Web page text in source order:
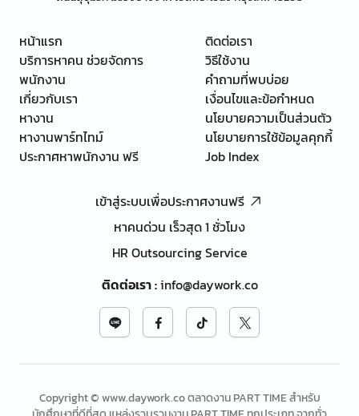
หน้าแรก
บริการหาคน ช่วยจัดการ
พนักงาน
เกี่ยวกับเรา
หางาน
หางานพาร์ทไทม์
ประกาศหาพนักงาน ฟรี
ติดต่อเรา
วิธีใช้งาน
คำถามที่พบบ่อย
เงื่อนไขและข้อกำหนด
นโยบายความเป็นส่วนตัว
นโยบายการใช้ข้อมูลคุกกี้
Job Index
เข้าสู่ระบบเพื่อประกาศงานฟรี
หาคนด่วน เร็วสุด 1 ชั่วโมง
HR Outsourcing Service
ติดต่อเรา:info@daywork.co
Copyright © www.daywork.co ตลาดงาน PART TIME สำหรับ